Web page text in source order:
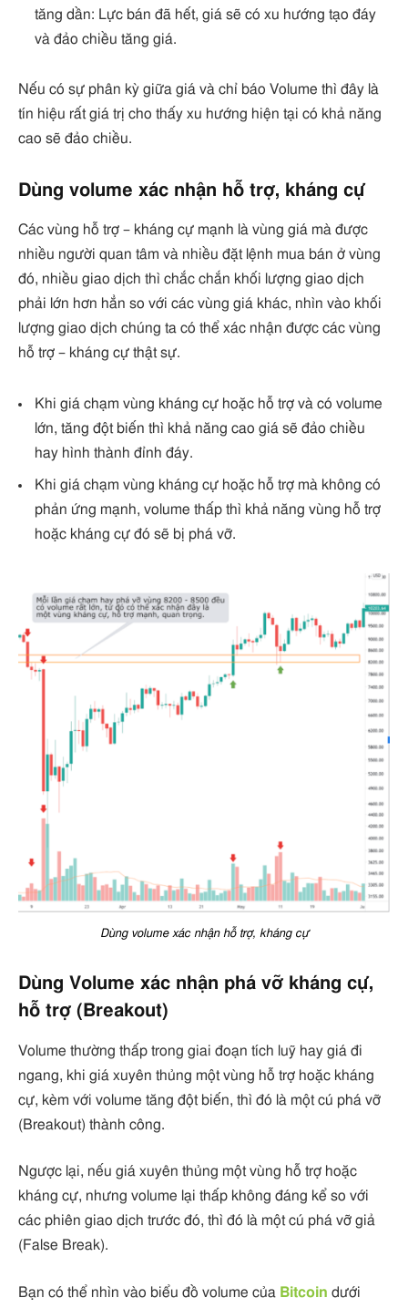
tăng dần: Lực bán đã hết, giá sẽ có xu hướng tạo đáy
và đảo chiều tăng giá.
Nếu có sự phân kỳ giữa giá và chỉ báo Volume thì đây là
tín hiệu rất giá trị cho thấy xu hướng hiện tại có khả năng
cao sẽ đảo chiều.
Dùng volume xác nhận hỗ trợ, kháng cự
Các vùng hỗ trợ – kháng cự mạnh là vùng giá mà được
nhiều người quan tâm và nhiều đặt lệnh mua bán ở vùng
đó, nhiều giao dịch thì chắc chắn khối lượng giao dịch
phải lớn hơn hẳn so với các vùng giá khác, nhìn vào khối
lượng giao dịch chúng ta có thể xác nhận được các vùng
hỗ trợ – kháng cự thật sự.
Khi giá chạm vùng kháng cự hoặc hỗ trợ và có volume
lớn, tăng đột biến thì khả năng cao giá sẽ đảo chiều
hay hình thành đỉnh đáy.
Khi giá chạm vùng kháng cự hoặc hỗ trợ mà không có
phản ứng mạnh, volume thấp thì khả năng vùng hỗ trợ
hoặc kháng cự đó sẽ bị phá vỡ.
Dùng volume xác nhận hỗ trợ, kháng cự
Dùng Volume xác nhận phá vỡ kháng cự,
hỗ trợ (Breakout)
Volume thường thấp trong giai đoạn tích luỹ hay giá đi
ngang, khi giá xuyên thủng một vùng hỗ trợ hoặc kháng
cự, kèm với volume tăng đột biến, thì đó là một cú phá vỡ
(Breakout) thành công.
Ngược lại, nếu giá xuyên thủng một vùng hỗ trợ hoặc
kháng cự, nhưng volume lại thấp không đáng kể so với
các phiên giao dịch trước đó, thì đó là một cú phá vỡ giả
(False Break).
Bạn có thể nhìn vào biểu đồ volume của Bitcoin dưới